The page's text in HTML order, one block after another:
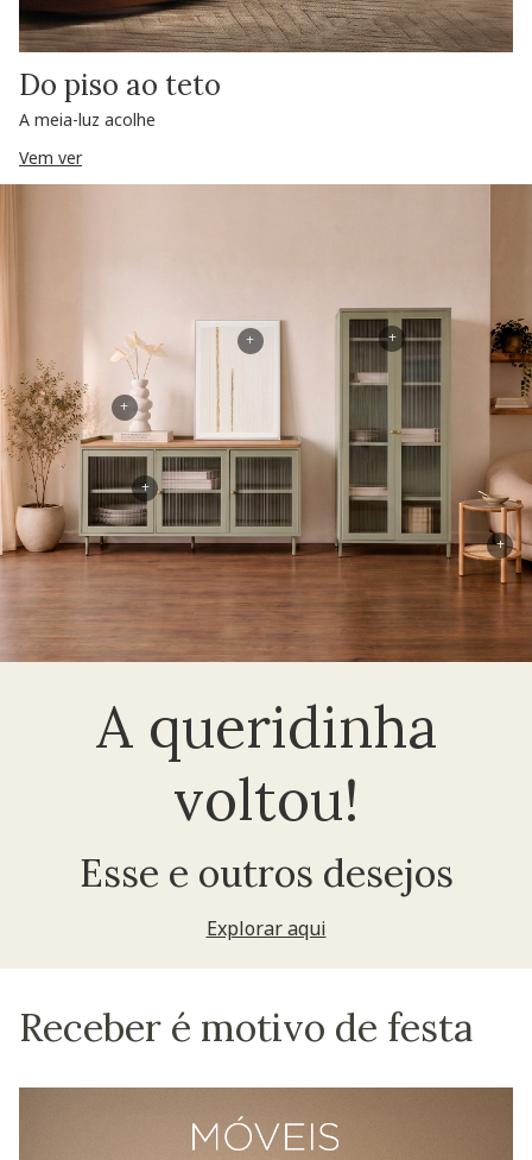
Do piso ao teto
A meia-luz acolhe
Vem ver
A queridinha
voltou!
Esse e outros desejos
Explorar aqui
+
+
+
+
+
Receber é motivo de festa